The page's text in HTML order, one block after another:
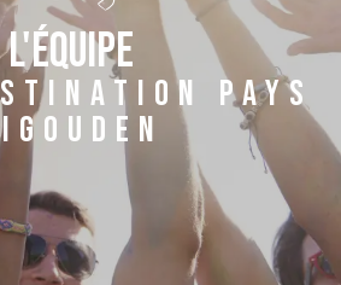
L'ÉQUIPE
PAYS